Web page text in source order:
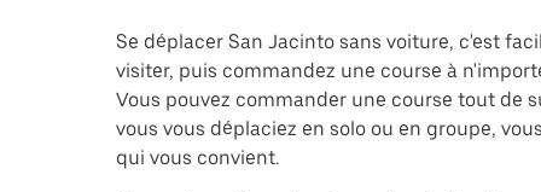
Se déplacer San Jacinto sans voiture, c'est
visiter, puis commandez une course à
Vous pouvez commander une course tout de
vous vous déplaciez en solo ou en groupe,
qui vous convient.